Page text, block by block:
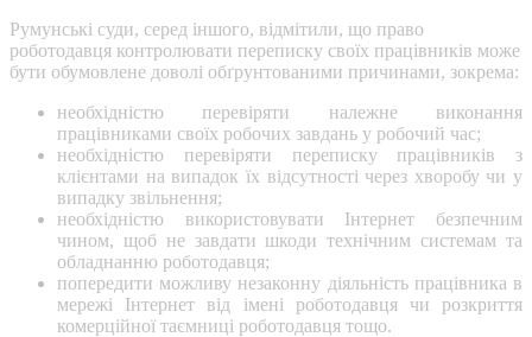
Румунські суди, серед іншого, відмітили, що право
роботодавця контролювати переписку своїх працівників може
бути обумовлене доволі обґрунтованими причинами, зокрема:
необхідністю перевіряти належне виконання
працівниками своїх робочих завдань у робочий час;
необхідністю перевіряти переписку працівників з
клієнтами на випадок їх відсутності через хворобу чи у
випадку звільнення;
необхідністю використовувати Інтернет безпечним
чином, щоб не завдати шкоди технічним системам та
обладнанню роботодавця;
попередити можливу незаконну діяльність працівника в
мережі Інтернет від імені роботодавця чи розкриття
комерційної таємниці роботодавця тощо.